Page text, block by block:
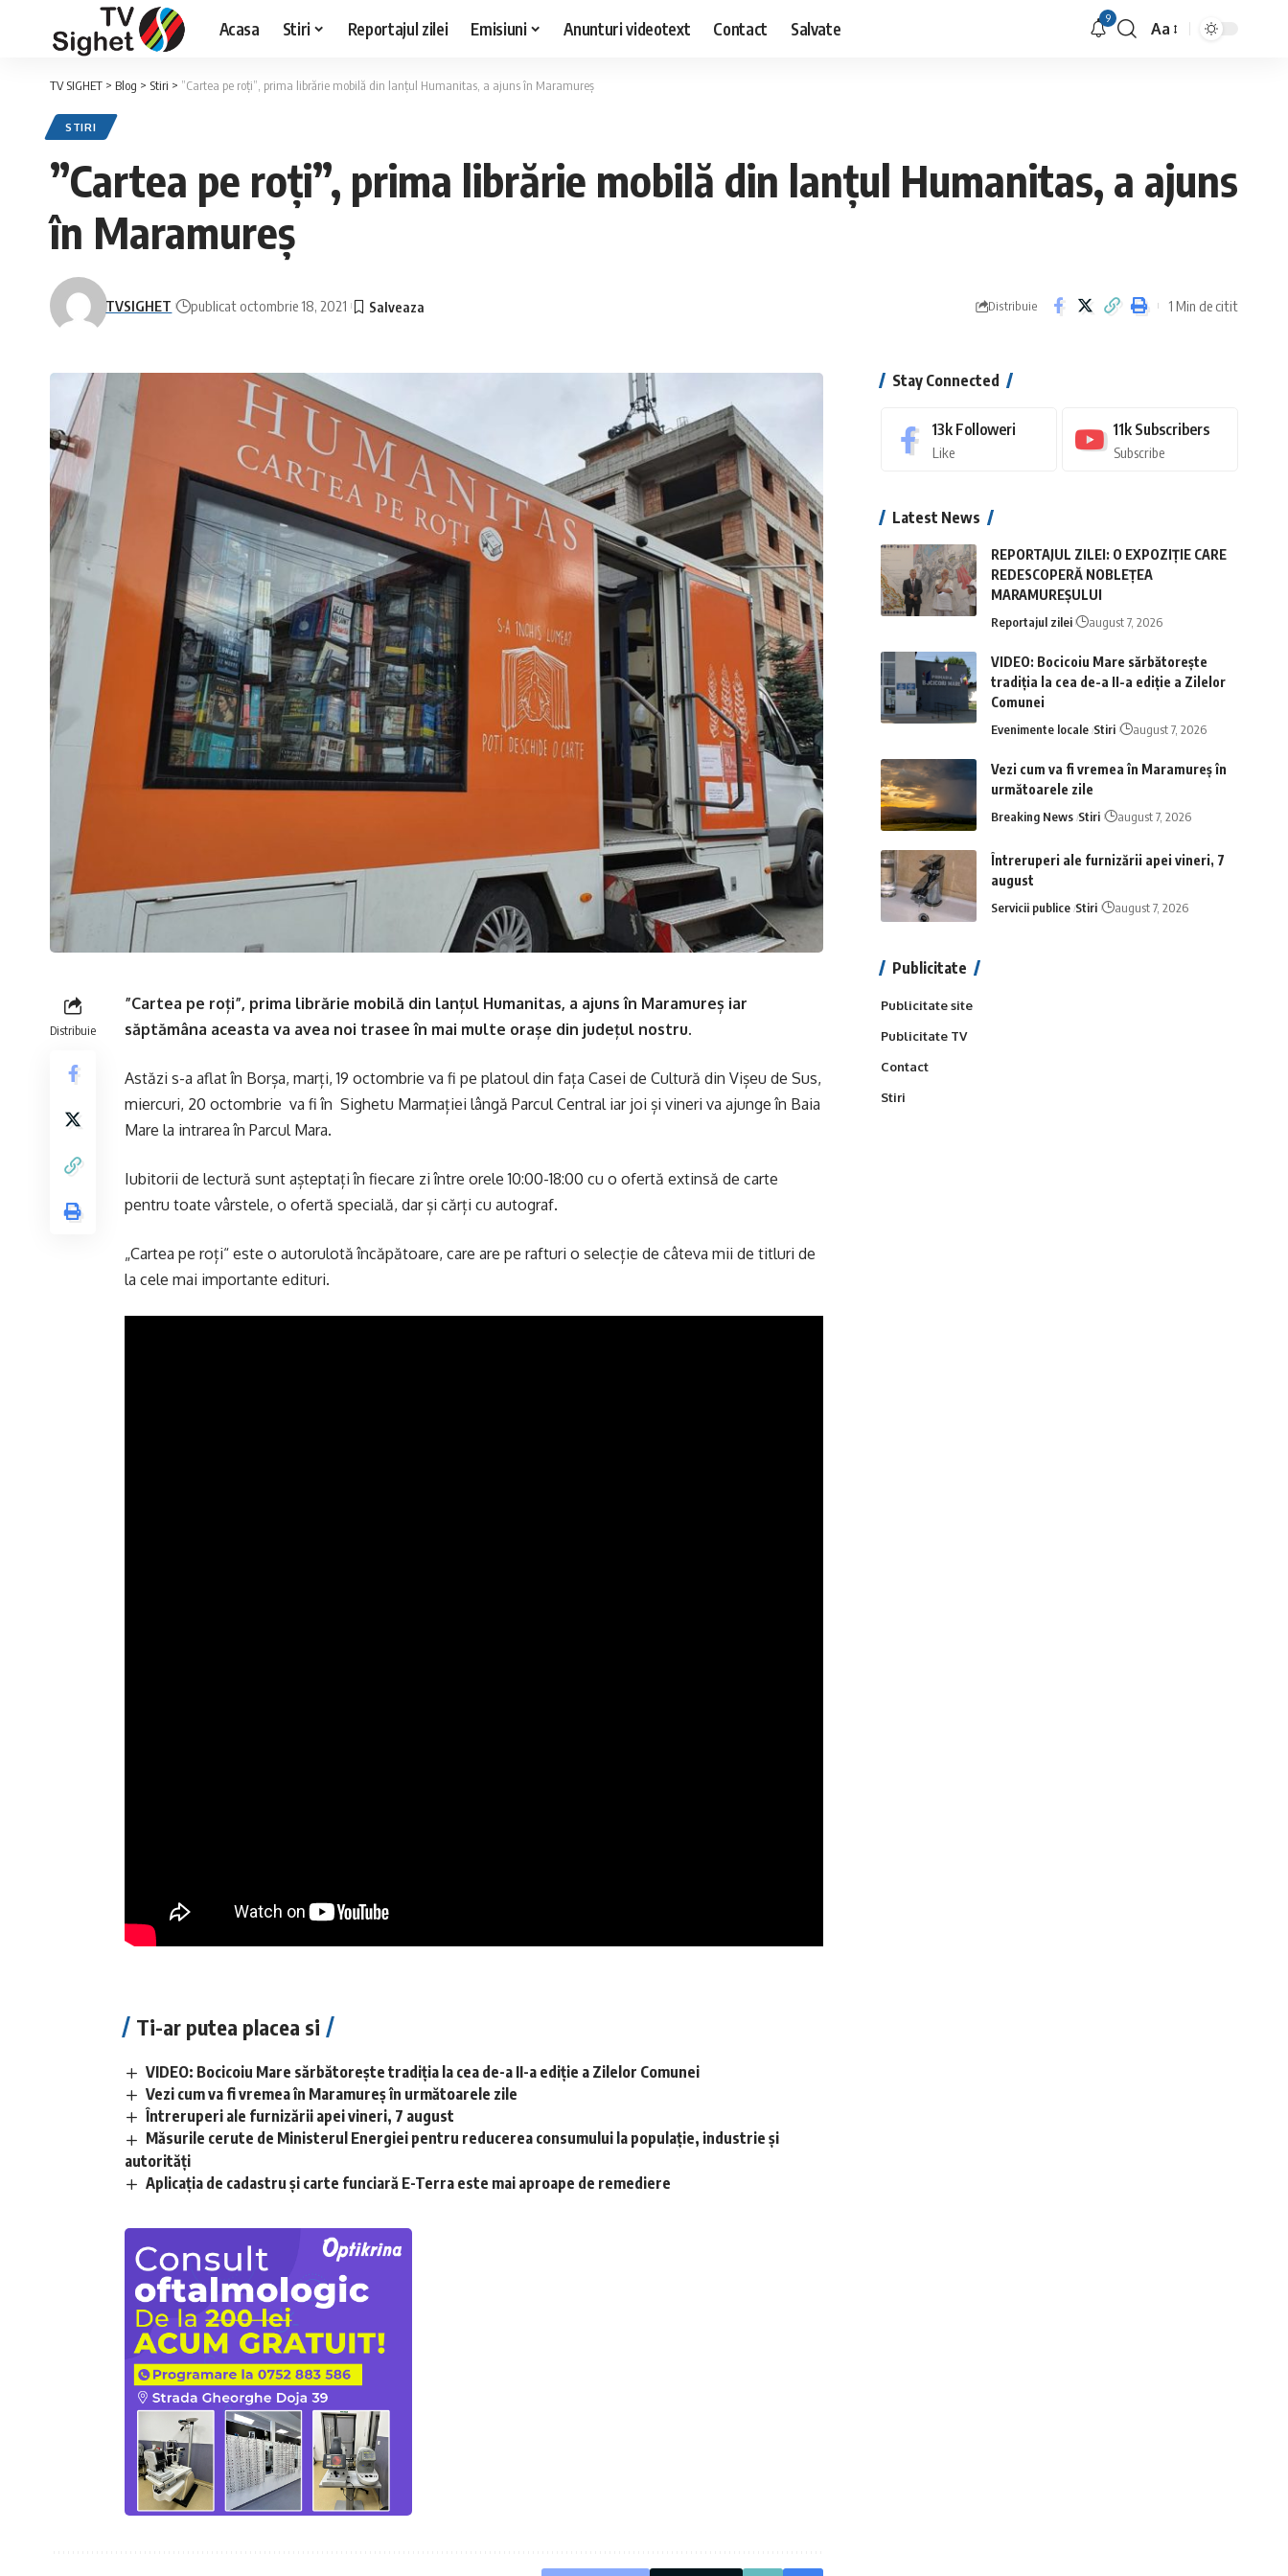
Acasa Stiri Reportajul zilei Emisiuni Anunturi videotext Contact Salvate 9
Font
Aa
TV SIGHET > Blog > Stiri > ”Cartea pe roți”, prima librărie mobilă din lanțul Humanitas, a ajuns în Maramureș
STIRI
”Cartea pe roți”, prima librărie mobilă din lanțul Humanitas, a ajuns
în Maramureș
TVSIGHET publicat octombrie 18, 2021 Distribuie 1 Min de citit
Distribuie
”Cartea pe roți”, prima librărie mobilă din lanțul Humanitas, a ajuns în Maramureș iar
săptămâna aceasta va avea noi trasee în mai multe orașe din județul nostru.
Astăzi s-a aflat în Borșa, marți, 19 octombrie va fi pe platoul din fața Casei de Cultură din Vișeu de Sus,
miercuri, 20 octombrie va fi în Sighetu Marmației lângă Parcul Central iar joi și vineri va ajunge în Baia
Mare la intrarea în Parcul Mara.
Iubitorii de lectură sunt așteptați în fiecare zi între orele 10:00-18:00 cu o ofertă extinsă de carte
pentru toate vârstele, o ofertă specială, dar și cărți cu autograf.
„Cartea pe roți“ este o autorulotă încăpătoare, care are pe rafturi o selecție de câteva mii de titluri de
la cele mai importante edituri.
Ti-ar putea placea si
VIDEO: Bocicoiu Mare sărbătorește tradiția la cea de-a II-a ediție a Zilelor Comunei
Vezi cum va fi vremea în Maramureș în următoarele zile
Întreruperi ale furnizării apei vineri, 7 august
Măsurile cerute de Ministerul Energiei pentru reducerea consumului la populație, industrie și
autorități
Aplicaţia de cadastru şi carte funciară E-Terra este mai aproape de remediere
Stay Connected
13k Followeri
Like
11k Subscribers
Subscribe
Latest News
REPORTAJUL ZILEI: O EXPOZIȚIE CARE
REDESCOPERĂ NOBLEȚEA
MARAMUREȘULUI
Reportajul zilei august 7, 2026
VIDEO: Bocicoiu Mare sărbătorește
tradiția la cea de-a II-a ediție a Zilelor
Comunei
Evenimente locale Stiri august 7, 2026
Vezi cum va fi vremea în Maramureș în
următoarele zile
Breaking News Stiri august 7, 2026
Întreruperi ale furnizării apei vineri, 7
august
Servicii publice Stiri august 7, 2026
Publicitate
Publicitate site
Publicitate TV
Contact
Stiri